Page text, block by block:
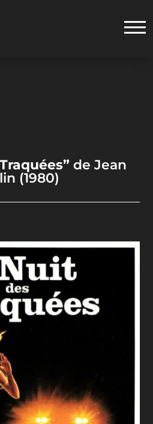
de Jean
(1980)